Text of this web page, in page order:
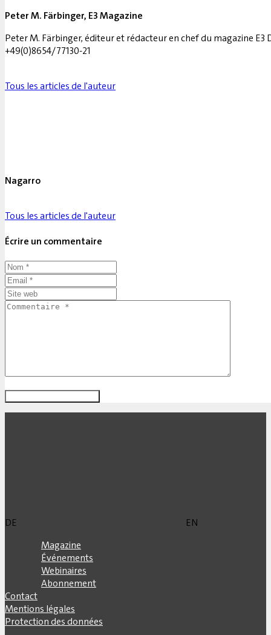
Peter M. Färbinger, E3 Magazine
Peter M. Färbinger, éditeur et rédacteur en chef du magazine E3
+49(0)8654/77130-21
Tous les articles de l'auteur
Nagarro
Tous les articles de l'auteur
Écrire un commentaire
DE
EN
Magazine
Événements
Webinaires
Abonnement
Contact
Mentions légales
Protection des données